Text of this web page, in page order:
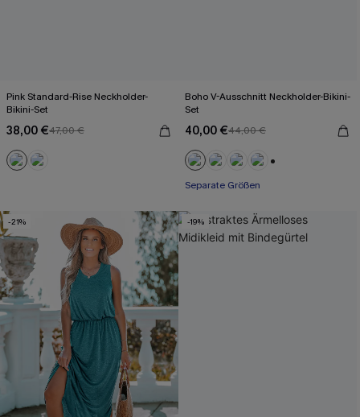
Pink Standard-Rise Neckholder-
Bikini-Set
38,00 €47,00 €
Boho V-Ausschnitt Neckholder-Bikini-
Set
40,00 €44,00 €
Separate Größen
-21% -19%